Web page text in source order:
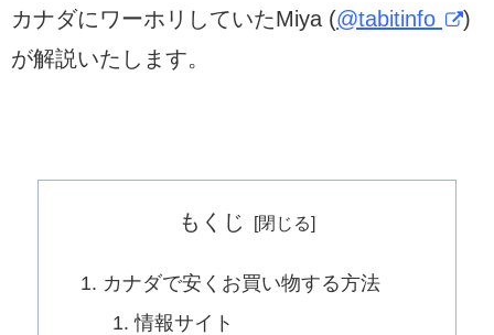
カナダにワーホリしていたMiya (@tabitinfo
)
が解説いたします。
もくじ
カナダで安くお買い物する方法
情報サイト